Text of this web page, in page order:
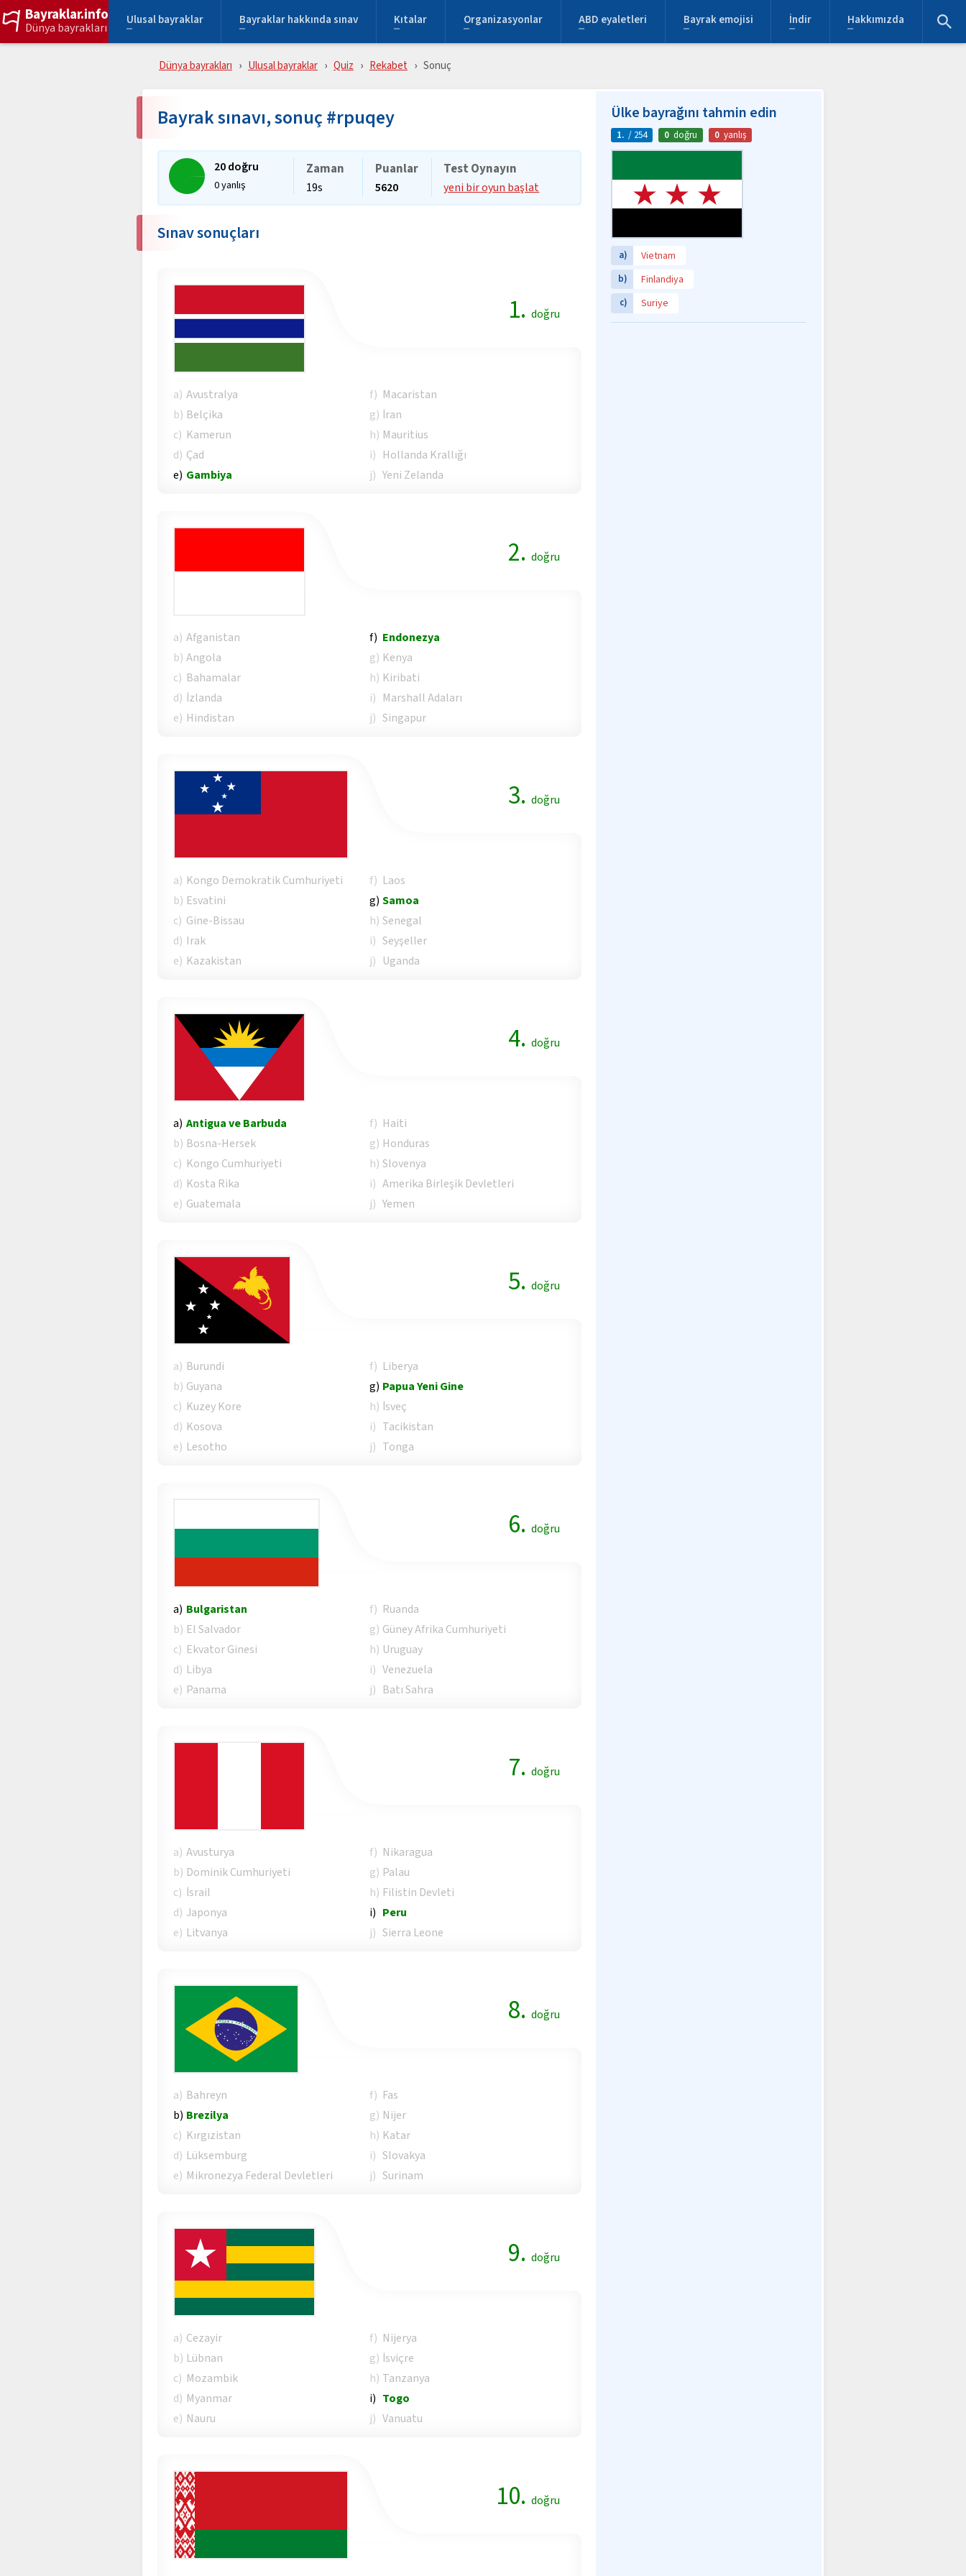
Bayraklar.info
Dünya bayrakları
Ulusal bayraklar Bayraklar hakkında sınav Kıtalar Organizasyonlar ABD eyaletleri Bayrak emojisi İndir Hakkımızda
Dünya bayrakları Ulusal bayraklar Quiz Rekabet Sonuç
Bayrak sınavı, sonuç #rpuqey
20 doğru
0 yanlış
Zaman
19s
Puanlar
5620
Test Oynayın
yeni bir oyun başlat
Sınav sonuçları
1. doğru
a) Avustralya
b) Belçika
c) Kamerun
d) Çad
e) Gambiya
f) Macaristan
g) İran
h) Mauritius
i) Hollanda Krallığı
j) Yeni Zelanda
2. doğru
a) Afganistan
b) Angola
c) Bahamalar
d) İzlanda
e) Hindistan
f) Endonezya
g) Kenya
h) Kiribati
i) Marshall Adaları
j) Singapur
3. doğru
a) Kongo Demokratik Cumhuriyeti
b) Esvatini
c) Gine-Bissau
d) Irak
e) Kazakistan
f) Laos
g) Samoa
h) Senegal
i) Seyşeller
j) Uganda
4. doğru
a) Antigua ve Barbuda
b) Bosna-Hersek
c) Kongo Cumhuriyeti
d) Kosta Rika
e) Guatemala
f) Haiti
g) Honduras
h) Slovenya
i) Amerika Birleşik Devletleri
j) Yemen
5. doğru
a) Burundi
b) Guyana
c) Kuzey Kore
d) Kosova
e) Lesotho
f) Liberya
g) Papua Yeni Gine
h) İsveç
i) Tacikistan
j) Tonga
6. doğru
a) Bulgaristan
b) El Salvador
c) Ekvator Ginesi
d) Libya
e) Panama
f) Ruanda
g) Güney Afrika Cumhuriyeti
h) Uruguay
i) Venezuela
j) Batı Sahra
7. doğru
a) Avusturya
b) Dominik Cumhuriyeti
c) İsrail
d) Japonya
e) Litvanya
f) Nikaragua
g) Palau
h) Filistin Devleti
i) Peru
j) Sierra Leone
8. doğru
a) Bahreyn
b) Brezilya
c) Kırgızistan
d) Lüksemburg
e) Mikronezya Federal Devletleri
f) Fas
g) Nijer
h) Katar
i) Slovakya
j) Surinam
9. doğru
a) Cezayir
b) Lübnan
c) Mozambik
d) Myanmar
e) Nauru
f) Nijerya
g) İsviçre
h) Tanzanya
i) Togo
j) Vanuatu
10. doğru
Ülke bayrağını tahmin edin
1. / 254 0 doğru 0 yanlış
a) Vietnam
b) Finlandiya
c) Suriye